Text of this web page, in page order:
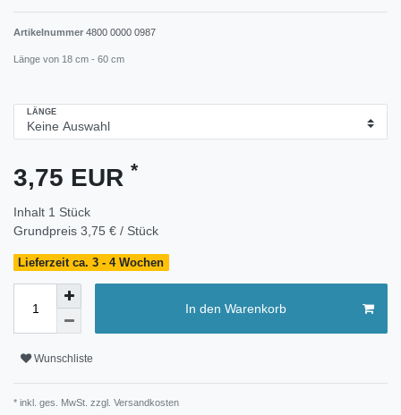
Artikelnummer 4800 0000 0987
Länge von 18 cm - 60 cm
LÄNGE
3,75 EUR *
Inhalt 1 Stück
Grundpreis 3,75 € / Stück
Lieferzeit ca. 3 - 4 Wochen
In den Warenkorb
Wunschliste
* inkl. ges. MwSt. zzgl. Versandkosten